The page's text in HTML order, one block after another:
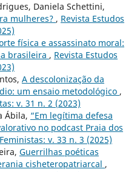
Daniela Schettini,
mulheres? , Revista Estudos
física e assassinato moral:
brasileira , Revista Estudos
A descolonização da
um ensaio metodológico ,
v. 31 n. 2 (2023)
Ábila, “Em legítima defesa
no podcast Praia dos
v. 33 n. 3 (2025)
Guerrilhas poéticas
cisheteropatriarcal ,